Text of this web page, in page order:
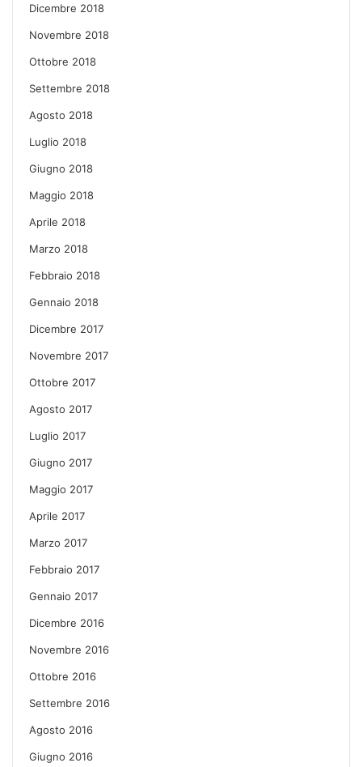
Dicembre 2018
Novembre 2018
Ottobre 2018
Settembre 2018
Agosto 2018
Luglio 2018
Giugno 2018
Maggio 2018
Aprile 2018
Marzo 2018
Febbraio 2018
Gennaio 2018
Dicembre 2017
Novembre 2017
Ottobre 2017
Agosto 2017
Luglio 2017
Giugno 2017
Maggio 2017
Aprile 2017
Marzo 2017
Febbraio 2017
Gennaio 2017
Dicembre 2016
Novembre 2016
Ottobre 2016
Settembre 2016
Agosto 2016
Giugno 2016